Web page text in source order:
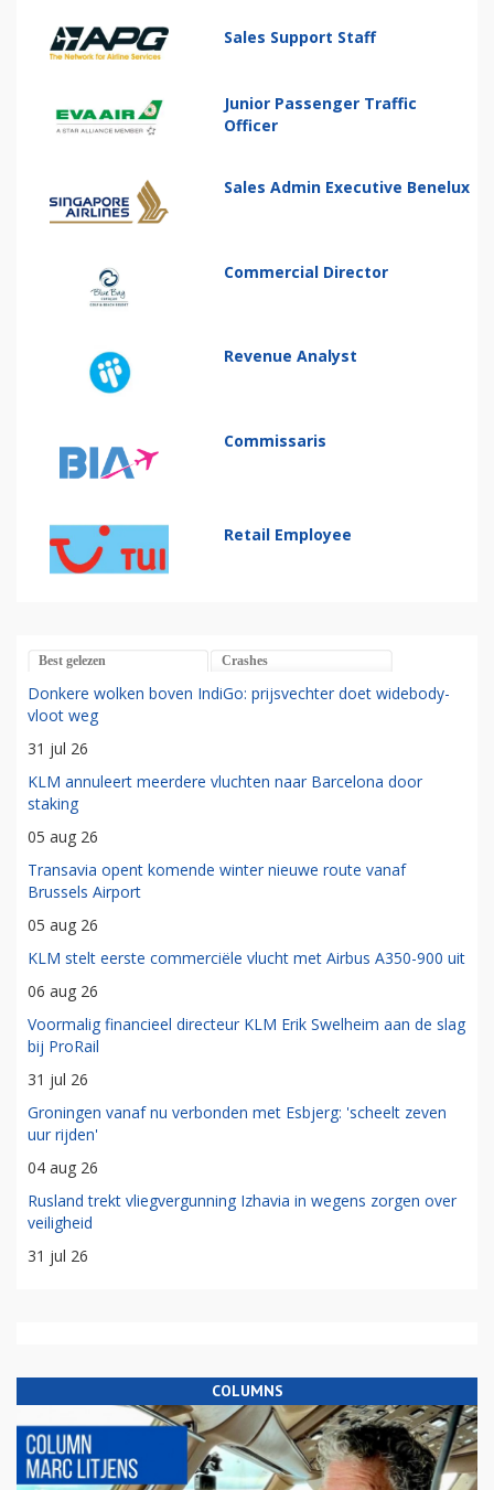
Sales Support Staff
Junior Passenger Traffic
Officer
Sales Admin Executive Benelux
Commercial Director
Revenue Analyst
Commissaris
Retail Employee
Best gelezen Crashes
Donkere wolken boven IndiGo: prijsvechter doet widebody-
vloot weg
31 jul 26
KLM annuleert meerdere vluchten naar Barcelona door
staking
05 aug 26
Transavia opent komende winter nieuwe route vanaf
Brussels Airport
05 aug 26
KLM stelt eerste commerciële vlucht met Airbus A350-900 uit
06 aug 26
Voormalig financieel directeur KLM Erik Swelheim aan de slag
bij ProRail
31 jul 26
Groningen vanaf nu verbonden met Esbjerg: 'scheelt zeven
uur rijden'
04 aug 26
Rusland trekt vliegvergunning Izhavia in wegens zorgen over
veiligheid
31 jul 26
COLUMNS